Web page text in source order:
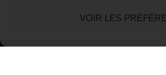
VOIR LES
51480